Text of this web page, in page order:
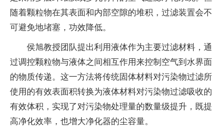
随着颗粒物在其表面和内部空隙的堆积，过滤装置会不
可避免地堵塞，功效降低。
侯旭教授团队提出利用液体作为主要过滤材料，通
过调控颗粒物与液体之间相互作用来控制空气到水界面
的物质传递。这一方法将传统固体材料对污染物过滤所
使用的有效表面积转换为液体材料对污染物过滤吸收的
有效体积，实现了对污染物处理量的数量级提升，既提
高净化效率，也增大净化器的尘容量。